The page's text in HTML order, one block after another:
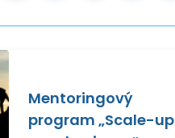
Mentoringový
program „Scale-up